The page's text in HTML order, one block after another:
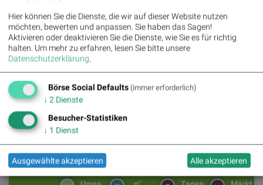
BSN Podcasts
Christian Drastil: Wiener Börse Plausch
Private Investor Relations Podcast #38: 10 Vokabel,
Petzwinkler)
BSNgine
Top/F
lop
Diashows
Star/
Rutsc
Stunde
Matri
Movin
g
Averages
Hier können Sie die Dienste, die wir auf dieser Website nutzen
möchten, bewerten und anpassen. Sie haben das Sagen!
Aktivieren oder deaktivieren Sie die Dienste, wie Sie es für richtig
halten. Um mehr zu erfahren, lesen Sie bitte unsere
Datenschutzerklärung.
Börse Social Defaults (immer erforderlich)
↓ 2 Dienste
Besucher-Statistiken
↓ 1 Dienst
Ausgewählte akzeptieren Alle akzeptieren